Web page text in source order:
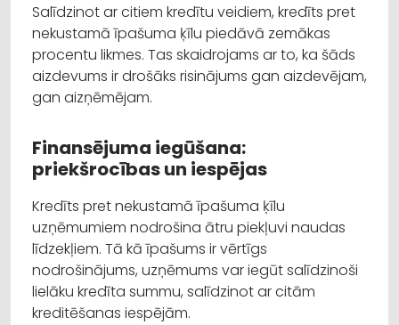
Salīdzinot ar citiem kredītu veidiem, kredīts pret
nekustamā īpašuma ķīlu piedāvā zemākas
procentu likmes. Tas skaidrojams ar to, ka šāds
aizdevums ir drošāks risinājums gan aizdevējam,
gan aizņēmējam.
Finansējuma iegūšana:
priekšrocības un iespējas
Kredīts pret nekustamā īpašuma ķīlu
uzņēmumiem nodrošina ātru piekļuvi naudas
līdzekļiem. Tā kā īpašums ir vērtīgs
nodrošinājums, uzņēmums var iegūt salīdzinoši
lielāku kredīta summu, salīdzinot ar citām
kreditēšanas iespējām.